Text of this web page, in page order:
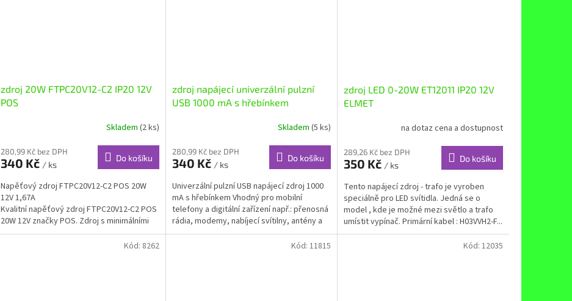
zdroj 20W FTPC20V12-C2 IP20 12V
POS
Skladem (2 ks)
280,99 Kč bez DPH
340 Kč / ks
Do košíku
Napěťový zdroj FTPC20V12-C2 POS 20W
12V 1,67A
Kvalitní napěťový zdroj FTPC20V12-C2 POS
20W 12V značky POS. Zdroj s minimálními
rozměry výšky...
zdroj napájecí univerzální pulzní
USB 1000 mA s hřebínkem
Skladem (5 ks)
280,99 Kč bez DPH
340 Kč / ks
Do košíku
Univerzální pulzní USB napájecí zdroj 1000
mA s hřebínkem Vhodný pro mobilní
telefony a digitální zařízení např.: přenosná
rádia, modemy, nabíjecí svítilny, antény a
set-top...
zdroj LED 0-20W ET12011 IP20 12V
ELMET
na dotaz cena a dostupnost
289,26 Kč bez DPH
350 Kč / ks
Do košíku
Tento napájecí zdroj - trafo je vyroben
speciálně pro LED svítidla. Jedná se o
model , kde je možné mezi světlo a trafo
umístit vypínač. Primární kabel : H03VVH2-F...
Kód: 8262 Kód: 11815 Kód: 12035